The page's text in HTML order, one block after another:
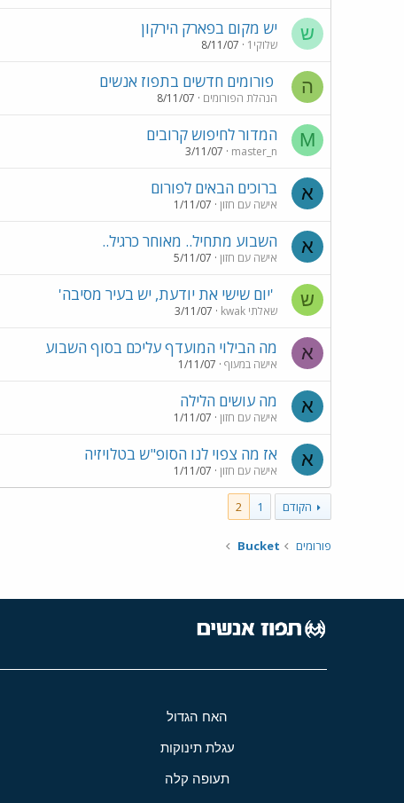
ש יש מקום בפארק הירקון
שלוקי1 8/11/07
ה פורומים חדשים בתפוז אנשים
הנהלת הפורומים 8/11/07
M המדור לחיפוש קרובים
master_n
3/11/07
א ברוכים הבאים לפורום
אישה עם חזון 1/11/07
א השבוע מתחיל.. מאוחר כרגיל..
אישה עם חזון 5/11/07
ש 'יום שישי את יודעת, יש בעיר מסיבה'
שאלתי kwak 3/11/07
א מה הבילוי המועדף עליכם בסוף השבוע
אישה במעוף 1/11/07
א מה עושים הלילה
אישה עם חזון 1/11/07
א אז מה צפוי לנו הסופ"ש בטלויזיה
אישה עם חזון 1/11/07
הקודם 1
2
פורומים Bucket
האח הגדול
עגלת תינוקות
תעופה קלה